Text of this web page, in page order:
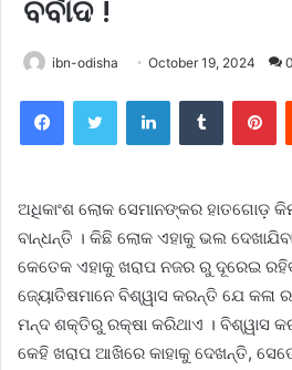
ବର୍ବାଦ !
ibn-odisha October 19, 2024 0
FacebookTwitter LinkedInTumblr
ଅଧିକାଂଶ ଲୋକ ସେମାନଙ୍କର ହାତଗୋଡ଼
ବାନ୍ଧନ୍ତି । କିଛି ଲୋକ ଏହାକୁ ଭଲ
କେତେକ ଏହାକୁ ଖରାପ ନଜର ରୁ ଦୂରେଇ
ଜ୍ୟୋତିଷମାନେ ବିଶ୍ୱାସ କରନ୍ତି ଯେ କଳା
ମନ୍ଦ ଶକ୍ତିରୁ ରକ୍ଷା କରିଥାଏ । ବିଶ୍ୱାସ
କେହି ଖରାପ ଆଖିରେ କାହାକୁ ଦେଖନ୍ତି,